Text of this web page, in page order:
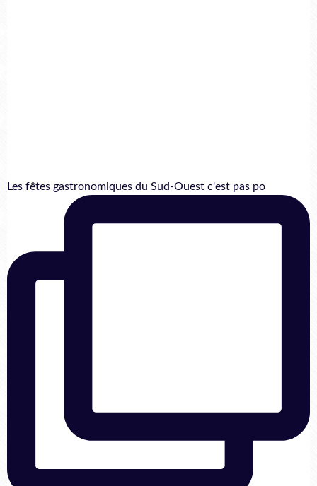
Les fêtes gastronomiques du Sud-Ouest c'est pas po